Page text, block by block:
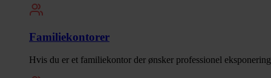
Familiekontorer
Hvis du er et familiekontor der ønsker professionel